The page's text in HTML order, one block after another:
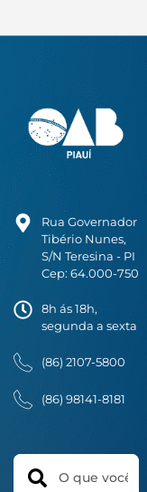
Rua Governador
Tibério Nunes,
S/N Teresina - PI
Cep: 64.000-750
8h ás 18h,
segunda a sexta
(86) 2107-5800
(86) 98141-8181
Search